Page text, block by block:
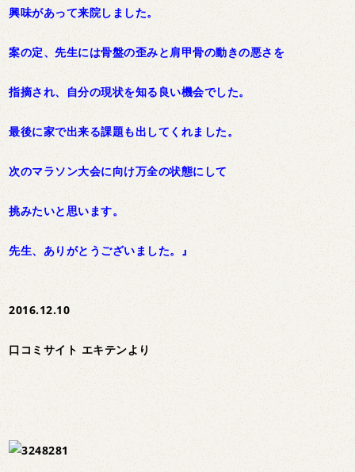
興味があって来院しました。
案の定、先生には骨盤の歪みと肩甲骨の動きの悪さを
指摘され、自分の現状を知る良い機会でした。
最後に家で出来る課題も出してくれました。
次のマラソン大会に向け万全の状態にして
挑みたいと思います。
先生、ありがとうございました。』
2016.12.10
口コミサイト エキテンより